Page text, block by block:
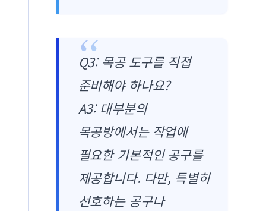
Q3: 목공 도구를 직접
준비해야 하나요?
A3: 대부분의
목공방에서는 작업에
필요한 기본적인 공구를
제공합니다. 다만, 특별히
선호하는 공구나